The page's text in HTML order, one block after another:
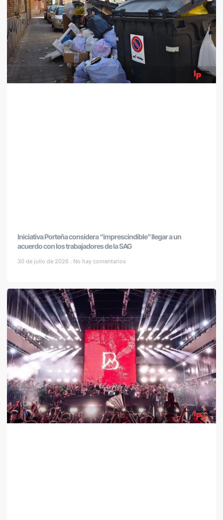
Iniciativa Porteña considera “imprescindible” llegar a un
acuerdo con los trabajadores de la SAG
30 de julio de 2026 No hay comentarios